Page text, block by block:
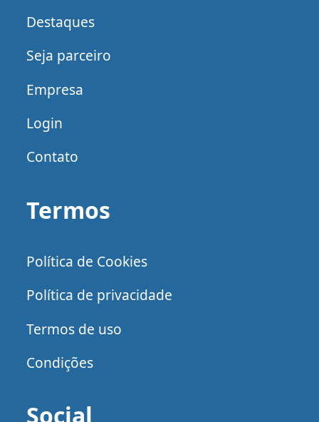
Destaques
Seja parceiro
Empresa
Login
Contato
Termos
Política de Cookies
Política de privacidade
Termos de uso
Condições
Social